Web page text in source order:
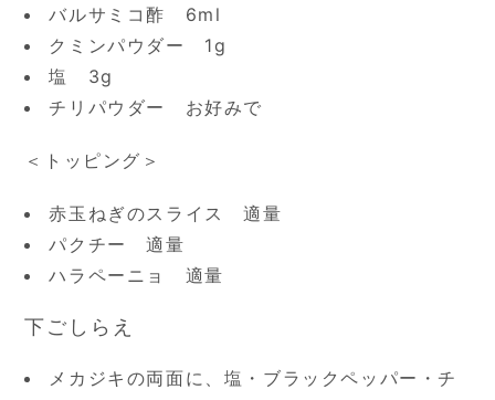
バルサミコ酢 6ml
クミンパウダー 1g
塩 3g
チリパウダー お好みで
＜トッピング＞
赤玉ねぎのスライス 適量
パクチー 適量
ハラペーニョ 適量
下ごしらえ
メカジキの両面に、塩・ブラックペッパー・チ